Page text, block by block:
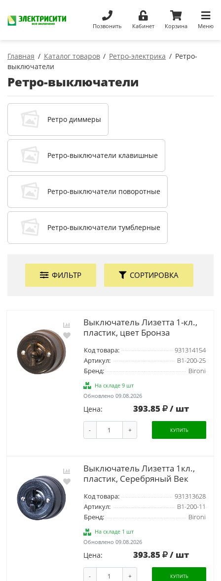
Позвонить Кабинет Корзина Меню
Главная Каталог товаров Ретро-электрика
Ретро-
выключатели
Ретро-выключатели
Ретро диммеры
Ретро-выключатели клавишные
Ретро-выключатели поворотные
Ретро-выключатели тумблерные
ФИЛЬТР СОРТИРОВКА
Выключатель Лизетта 1-кл.,
пластик, цвет Бронза
Код товара:
931314154
Артикул:
B1-200-25
Бренд:
Bironi
На складе 9 шт
Обновлено 09.08.2026
Цена: 393.85 / шт
- + КУПИТЬ
Выключатель Лизетта 1кл.,
пластик, Серебряный Век
Код товара:
931313628
Артикул:
B1-200-11
Бренд:
Bironi
На складе 1 шт
Обновлено 09.08.2026
Цена: 393.85 / шт
- + КУПИТЬ